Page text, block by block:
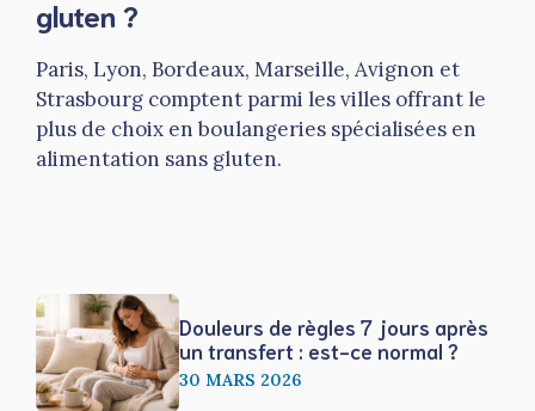
gluten ?
Paris, Lyon, Bordeaux, Marseille, Avignon et
Strasbourg comptent parmi les villes offrant le
plus de choix en boulangeries spécialisées en
alimentation sans gluten.
Douleurs de règles 7 jours après
un transfert : est-ce normal ?
30 MARS 2026